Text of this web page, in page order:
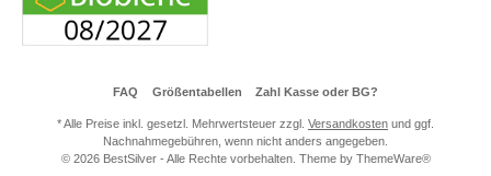
FAQ Größentabellen Zahl Kasse oder BG?
* Alle Preise inkl. gesetzl. Mehrwertsteuer zzgl. Versandkosten und ggf.
Nachnahmegebühren, wenn nicht anders angegeben.
© 2026 BestSilver - Alle Rechte vorbehalten. Theme by ThemeWare®